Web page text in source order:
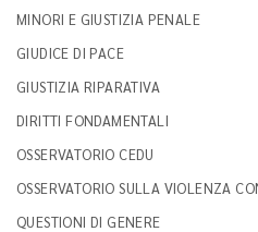
MINORI E GIUSTIZIA PENALE
GIUDICE DI PACE
GIUSTIZIA RIPARATIVA
DIRITTI FONDAMENTALI
OSSERVATORIO CEDU
OSSERVATORIO SULLA VIOLENZA
QUESTIONI DI GENERE